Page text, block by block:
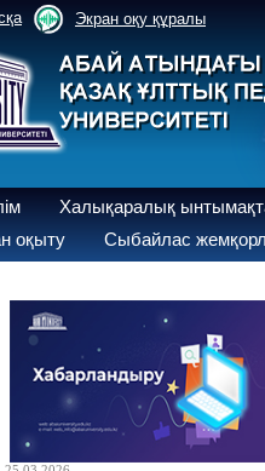
Экран оқу құралы
Халықаралық
оқыту Сыбайлас